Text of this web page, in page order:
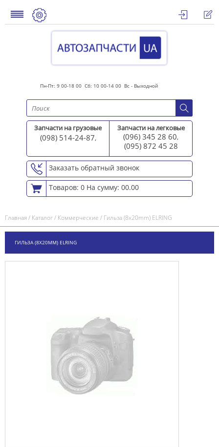
Пн-Пт: 9 00-18 00 Сб: 10 00-14 00 Вс - Выходной
Запчасти на грузовые
(098) 514-24-87,
Запчасти на легковые
(096) 345 28 60,
(095) 872 45 28
Заказать обратный звонок
Товаров: 0 На сумму: 00.00
Главная/ Каталог/ Коммерческие / Гильза (8x20mm) ELRING
ГИЛЬЗА (8X20MM) ELRING